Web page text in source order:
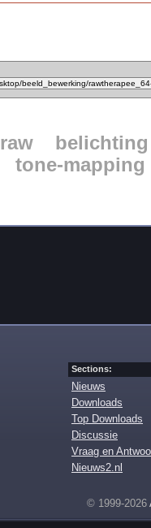
raw
belichting
tone-mapping
Sections:
Nieuws
Downloads
Top Downloads
Discussie
Vraag en
Nieuws2.nl
© 1999-2026